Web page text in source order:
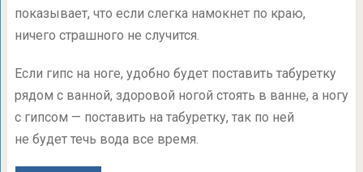
показывает, что если слегка намокнет по краю,
ничего страшного не случится.
Если гипс на ноге, удобно будет поставить табуретку
рядом с ванной, здоровой ногой стоять в ванне, а ногу
с гипсом — поставить на табуретку, так по ней
не будет течь вода все время.